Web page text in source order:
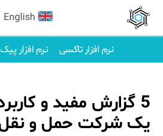
English
نرم افزار تاکسی نرم افزار پیک
5 گزارش مفید و
یک شرکت حمل و نقل